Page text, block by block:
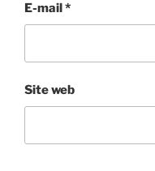
E-mail*
Site web